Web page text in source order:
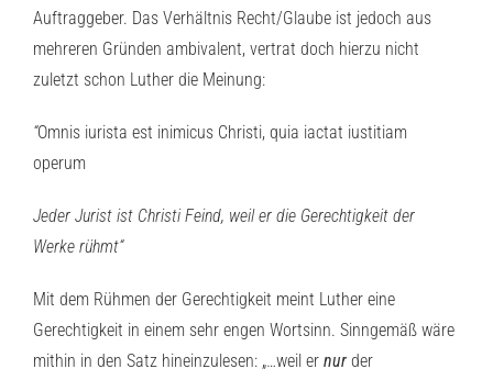
Auftraggeber. Das Verhältnis Recht/Glaube ist jedoch aus
mehreren Gründen ambivalent, vertrat doch hierzu nicht
zuletzt schon Luther die Meinung:
“Omnis iurista est inimicus Christi, quia iactat iustitiam
operum
Jeder Jurist ist Christi Feind, weil er die Gerechtigkeit der
Werke rühmt“
Mit dem Rühmen der Gerechtigkeit meint Luther eine
Gerechtigkeit in einem sehr engen Wortsinn. Sinngemäß wäre
mithin in den Satz hineinzulesen: „…weil er nur der